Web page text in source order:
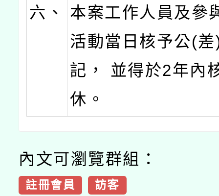
六、
本案工作人員及參
活動當日核予公(
記， 並得於2年內
休。
內文可瀏覽群組：
註冊會員 訪客